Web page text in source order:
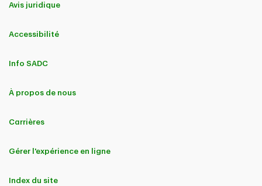
Avis juridique
Accessibilité
Info SADC
À propos de nous
Carrières
Gérer l'expérience en ligne
Index du site